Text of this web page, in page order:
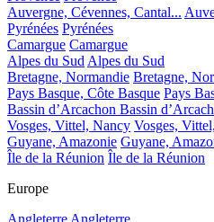
Auvergne, Cévennes, Cantal...
Pyrénées Pyrénées
Camargue Camargue
Alpes du Sud Alpes du Sud
Bretagne, Normandie Bretagne,
Pays Basque, Côte Basque Pays
Bassin d’Arcachon Bassin
Vosges, Vittel, Nancy Vosges,
Guyane, Amazonie Guyane,
Île de la Réunion Île de la Réunion
Europe
Angleterre Angleterre